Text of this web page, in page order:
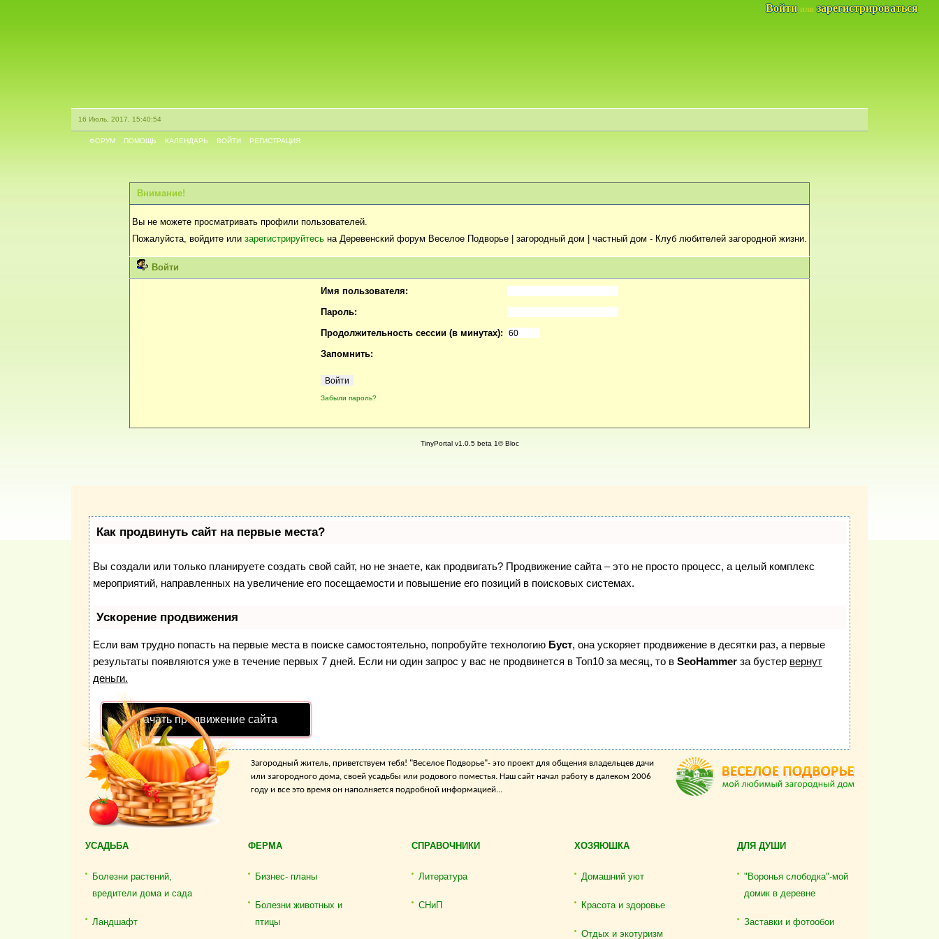
Войти или зарегистрироваться
16 Июль, 2017, 15:40:54
ФОРУМ ПОМОЩЬ КАЛЕНДАРЬ ВОЙТИ РЕГИСТРАЦИЯ
Внимание!
Вы не можете просматривать профили пользователей.
Пожалуйста, войдите или зарегистрируйтесь на Деревенский форум Веселое Подворье | загородный дом | частный дом - Клуб любителей загородной жизни.
Войти
Имя пользователя:
Пароль:
Продолжительность сессии (в минутах):
Запомнить:
Забыли пароль?
TinyPortal v1.0.5 beta 1© Bloc
Как продвинуть сайт на первые места?
Вы создали или только планируете создать свой сайт, но не знаете, как продвигать? Продвижение сайта – это не просто процесс, а целый комплекс
мероприятий, направленных на увеличение его посещаемости и повышение его позиций в поисковых системах.
Ускорение продвижения
Если вам трудно попасть на первые места в поиске самостоятельно, попробуйте технологию Буст, она ускоряет продвижение в десятки раз, а первые
результаты появляются уже в течение первых 7 дней. Если ни один запрос у вас не продвинется в Топ10 за месяц, то в SeoHammer за бустер вернут
деньги.
Начать продвижение сайта
Загородный житель, приветствуем тебя! "Веселое Подворье"- это проект для общения владельцев дачи
или загородного дома, своей усадьбы или родового поместья. Наш сайт начал работу в далеком 2006
году и все это время он наполняется подробной информацией...
УСАДЬБА
Болезни растений,
вредители дома и сада
Ландшафт
ФЕРМА
Бизнес- планы
Болезни животных и
птицы
СПРАВОЧНИКИ
Литература
СНиП
ХОЗЯЮШКА
Домашний уют
Красота и здоровье
Отдых и экотуризм
ДЛЯ ДУШИ
"Воронья слободка"-мой
домик в деревне
Заставки и фотообои